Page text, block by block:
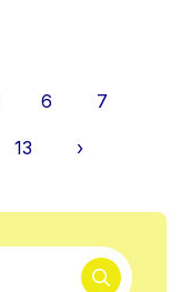
6 7
13 ›